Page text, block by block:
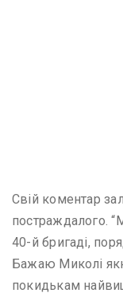
Свій коментар
постраждалого.
40-й бригаді,
Бажаю Миколі
покидькам